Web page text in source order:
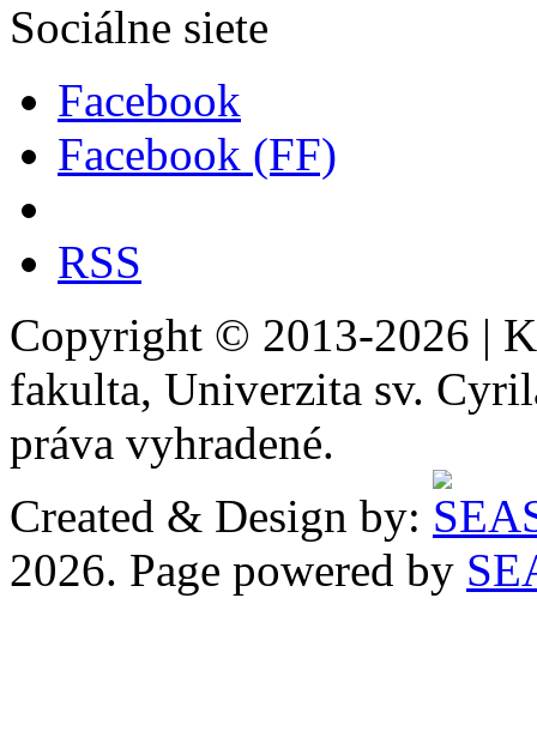
Sociálne siete
Facebook
Facebook (FF)
RSS
Copyright © 2013-2026 |
fakulta, Univerzita sv.
práva vyhradené.
Created & Design by:
2026. Page powered by